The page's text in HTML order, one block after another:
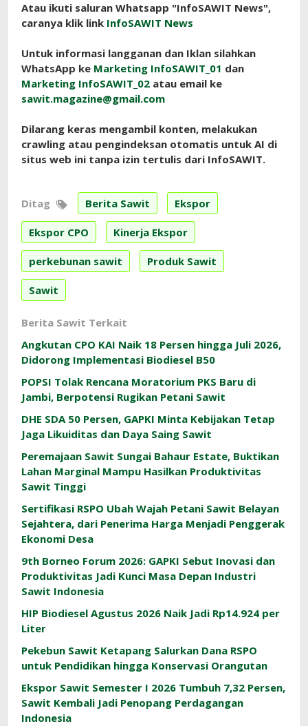
Atau ikuti saluran Whatsapp "InfoSAWIT News",
caranya klik link InfoSAWIT News
Untuk informasi langganan dan Iklan silahkan
WhatsApp ke Marketing InfoSAWIT_01 dan
Marketing InfoSAWIT_02 atau email ke
sawit.magazine@gmail.com
Dilarang keras mengambil konten, melakukan
crawling atau pengindeksan otomatis untuk AI di
situs web ini tanpa izin tertulis dari InfoSAWIT.
Ditag Berita Sawit Ekspor
Ekspor CPO Kinerja Ekspor
perkebunan sawit Produk Sawit
Sawit
Berita Sawit Terkait
Angkutan CPO KAI Naik 18 Persen hingga Juli 2026,
Didorong Implementasi Biodiesel B50
POPSI Tolak Rencana Moratorium PKS Baru di
Jambi, Berpotensi Rugikan Petani Sawit
DHE SDA 50 Persen, GAPKI Minta Kebijakan Tetap
Jaga Likuiditas dan Daya Saing Sawit
Peremajaan Sawit Sungai Bahaur Estate, Buktikan
Lahan Marginal Mampu Hasilkan Produktivitas
Sawit Tinggi
Sertifikasi RSPO Ubah Wajah Petani Sawit Belayan
Sejahtera, dari Penerima Harga Menjadi Penggerak
Ekonomi Desa
9th Borneo Forum 2026: GAPKI Sebut Inovasi dan
Produktivitas Jadi Kunci Masa Depan Industri
Sawit Indonesia
HIP Biodiesel Agustus 2026 Naik Jadi Rp14.924 per
Liter
Pekebun Sawit Ketapang Salurkan Dana RSPO
untuk Pendidikan hingga Konservasi Orangutan
Ekspor Sawit Semester I 2026 Tumbuh 7,32 Persen,
Sawit Kembali Jadi Penopang Perdagangan
Indonesia